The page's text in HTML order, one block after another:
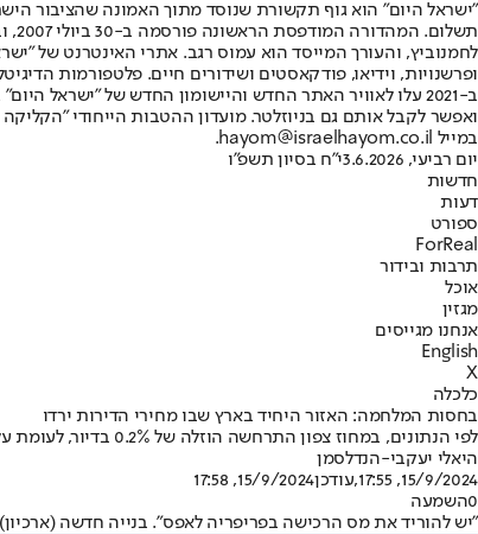
"ישראל היום" הוא גוף תקשורת שנוסד מתוך האמונה שהציבור
ופרשנויות, וידיאו, פודקאסטים ושידורים חיים. פלטפורמות
ב-2021 עלו לאוויר האתר החדש והיישומון החדש של
ואפשר לקבל אותם גם בניוזלטר. מועדון ההטבות הייחודי
במייל hayom@israelhayom.co.il.
יום רביעי, 3.6.2026
י"ח בסיון תשפ"ו
חדשות
דעות
ספורט
ForReal
תרבות ובידור
אוכל
מגזין
אנחנו מגייסים
English
X
כלכלה
בחסות המלחמה: האזור היחיד בארץ שבו מחירי הדירות ירדו
לפי הנתונים, במחוז צפון התרחשה הוזלה של 0.2% בדיור, לעומת עליות בולטות בשאר אזורי הארץ
היאלי יעקבי-הנדלסמן
15/9/2024, 17:55
,עודכן15/9/2024, 17:58
0השמעה
"יש להוריד את מס הרכישה בפריפריה לאפס". בנייה חדשה (ארכיון).